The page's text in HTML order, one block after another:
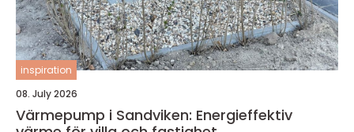
inspiration
08. July 2026
Värmepump i Sandviken: Energieffektiv